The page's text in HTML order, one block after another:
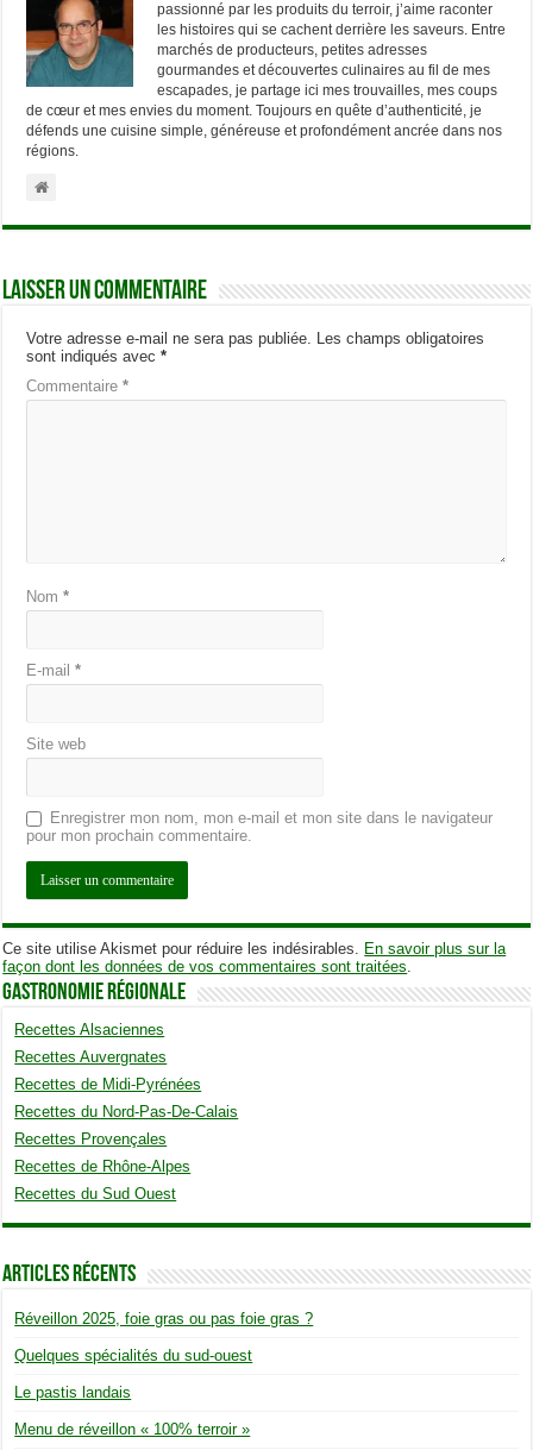
passionné par les produits du terroir, j’aime raconter
les histoires qui se cachent derrière les saveurs. Entre
marchés de producteurs, petites adresses
gourmandes et découvertes culinaires au fil de mes
escapades, je partage ici mes trouvailles, mes coups
de cœur et mes envies du moment. Toujours en quête d’authenticité, je
défends une cuisine simple, généreuse et profondément ancrée dans nos
régions.
Laisser un commentaire
Votre adresse e-mail ne sera pas publiée. Les champs obligatoires
sont indiqués avec*
Commentaire*
Nom*
E-mail*
Site web
Enregistrer mon nom, mon e-mail et mon site dans le navigateur
pour mon prochain commentaire.
Ce site utilise Akismet pour réduire les indésirables. En savoir plus sur la
façon dont les données de vos commentaires sont traitées.
Gastronomie Régionale
Recettes Alsaciennes
Recettes Auvergnates
Recettes de Midi-Pyrénées
Recettes du Nord-Pas-De-Calais
Recettes Provençales
Recettes de Rhône-Alpes
Recettes du Sud Ouest
Articles Récents
Réveillon 2025, foie gras ou pas foie gras ?
Quelques spécialités du sud-ouest
Le pastis landais
Menu de réveillon « 100% terroir »